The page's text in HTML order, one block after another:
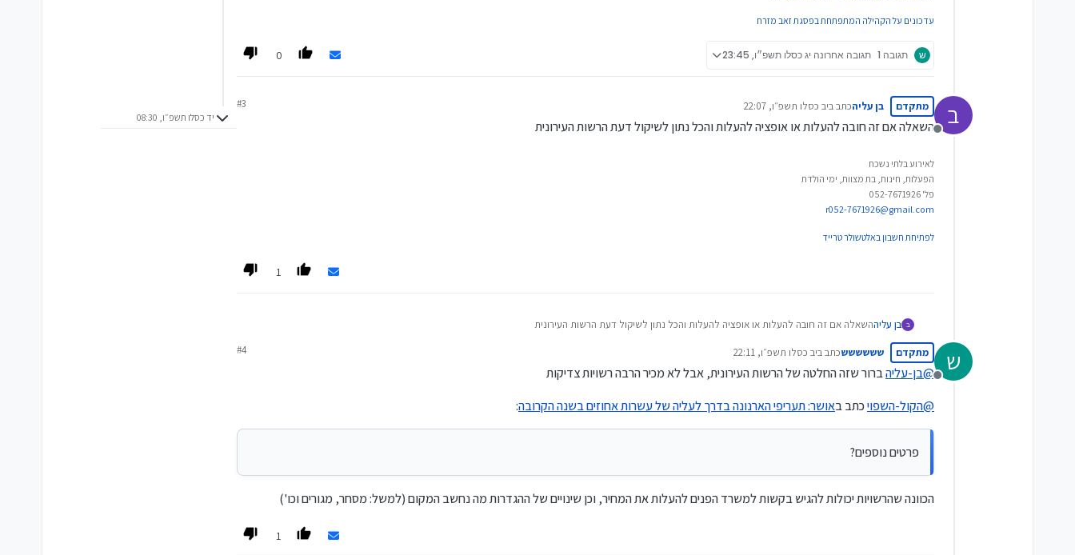
עדכונים על הקהילה המתפתחת בפסגת זאב מזרח
ש תגובה 1 תגובה אחרונה יג כסלו תשפ״ו, 23:45 0
ב
מנותק
מתקדם בן עליהכתב ביב כסלו תשפ״ו, 22:07
נערך לאחרונה על ידי
#3
השאלה אם זה חובה להעלות או אופציה להעלות והכל נתון לשיקול דעת הרשות העירונית
לאירוע בלתי נשכח
הפעלות, חינות, בת מצוות, ימי הולדת
פל' 052-7671926
r052-7671926@gmail.com
לפתיחת חשבון באלטשולר טרייד
1
ב בן עליההשאלה אם זה חובה להעלות או אופציה להעלות והכל נתון לשיקול דעת הרשות העירונית
ש
מנותק
מתקדם ששששששכתב ביב כסלו תשפ״ו, 22:11
נערך לאחרונה על ידי
#4
@בן-עליהברור שזה החלטה של הרשות העירונית, אבל לא מכיר הרבה רשויות צדיקות
@הקול-השפויכתב באושר: תעריפי הארנונה בדרך לעליה של עשרות אחוזים בשנה הקרובה:
פרטים נוספים?
הכוונה שהרשויות יכולות להגיש בקשות למשרד הפנים להעלות את המחיר, וכן שינויים של ההגדרות מה נחשב המקום (למשל: מסחר, מגורים וכו')
1
יד כסלו תשפ״ו, 08:30